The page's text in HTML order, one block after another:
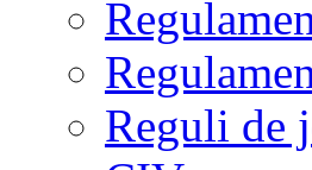
Reguli de